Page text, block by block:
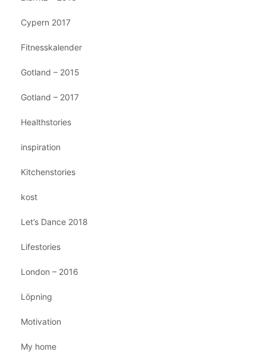
Cypern 2017
Fitnesskalender
Gotland – 2015
Gotland – 2017
Healthstories
inspiration
Kitchenstories
kost
Let’s Dance 2018
Lifestories
London – 2016
Löpning
Motivation
My home